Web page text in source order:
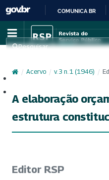
COMUNICA BR
Pesquisar
/ Acervo / v. 3 n. 1 (1946) /
A elaboração
estrutura
Editor RSP